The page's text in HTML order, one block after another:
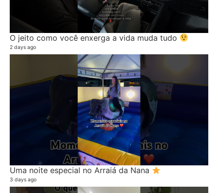
O jeito como você enxerga a vida muda tudo
2 days ago
Uma noite especial no Arraiá da Nana
3 days ago